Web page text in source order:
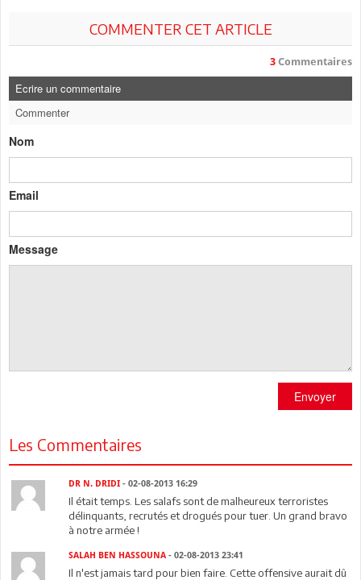
COMMENTER CET ARTICLE
3 Commentaires
Ecrire un commentaire
Commenter
Nom
Email
Message
Envoyer
Les Commentaires
DR N. DRIDI - 02-08-2013 16:29
Il était temps. Les salafs sont de malheureux terroristes
délinquants, recrutés et drogués pour tuer. Un grand bravo
à notre armée !
SALAH BEN HASSOUNA - 02-08-2013 23:41
Il n'est jamais tard pour bien faire. Cette offensive aurait dû